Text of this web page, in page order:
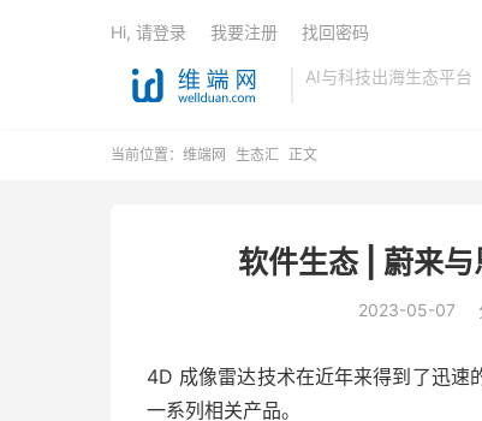
AI与科技出海生态平台
Hi, 请登录 我要注册 找回密码
当前位置： 维端网 生态汇 正文
软件生态 | 蔚来
2023-05-07
4D 成像雷达技术在近年来得到了迅速
一系列相关产品。